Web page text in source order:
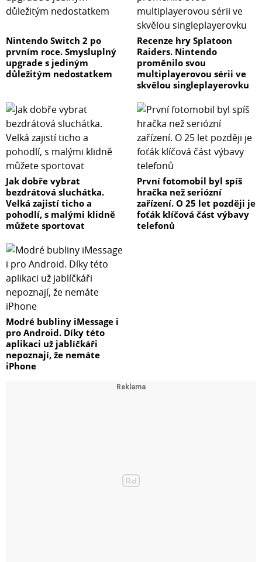
Nintendo Switch 2 po
prvním roce. Smysluplný
upgrade s jediným
důležitým nedostatkem
Recenze hry Splatoon
Raiders. Nintendo
proměnilo svou
multiplayerovou sérii ve
skvělou singleplayerovku
Jak dobře vybrat
bezdrátová sluchátka.
Velká zajistí ticho a
pohodlí, s malými klidně
můžete sportovat
První fotomobil byl spíš
hračka než seriózní
zařízení. O 25 let později je
foťák klíčová část výbavy
telefonů
Modré bubliny iMessage i
pro Android. Díky této
aplikaci už jablíčkáři
nepoznají, že nemáte
iPhone